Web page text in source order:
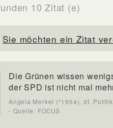
10 Zitat (e)
Sie möchten ein Zitat
Die Grünen wissen
der SPD ist nicht mal
Angela Merkel (*1954), dt.
- Quelle: FOCUS